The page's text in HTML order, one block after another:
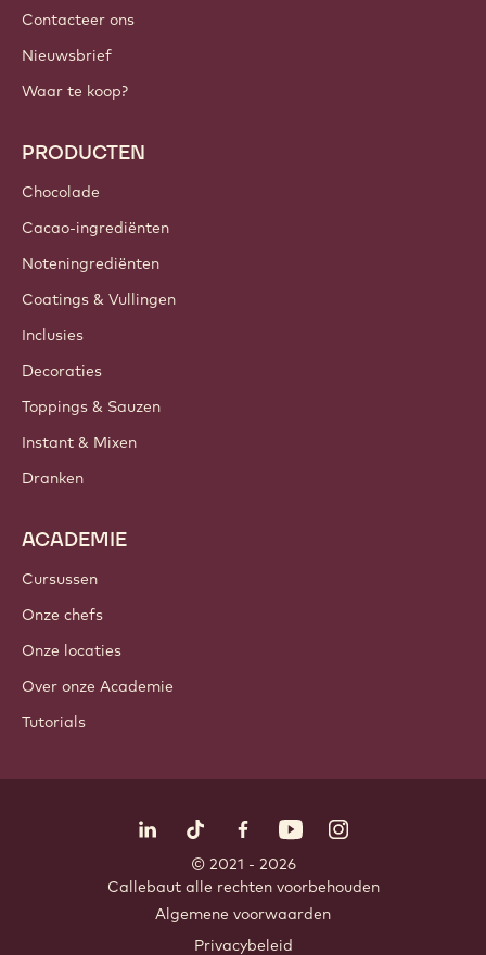
Contacteer ons
Nieuwsbrief
Waar te koop?
PRODUCTEN
Chocolade
Cacao-ingrediënten
Noteningrediënten
Coatings & Vullingen
Inclusies
Decoraties
Toppings & Sauzen
Instant & Mixen
Dranken
ACADEMIE
Cursussen
Onze chefs
Onze locaties
Over onze Academie
Tutorials
LinkedIn Opens in a new window.
TikTok Opens in a new window.
Facebook Opens in a new
YouTubeInstagram
© 2021 - 2026
Callebaut. alle rechten voorbehouden
Algemene voorwaarden
Privacybeleid